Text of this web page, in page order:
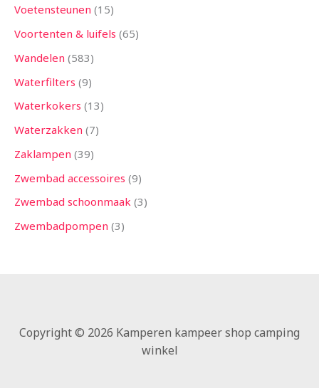
Voetensteunen 15
Voortenten & luifels 65
Wandelen 583
Waterfilters 9
Waterkokers 13
Waterzakken 7
Zaklampen 39
Zwembad accessoires 9
Zwembad schoonmaak 3
Zwembadpompen 3
Copyright © 2026 Kamperen kampeer shop camping
winkel